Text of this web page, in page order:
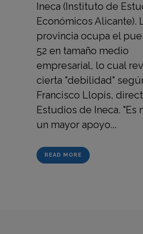
Ineca (Instituto de
Económicos Alicante).
provincia ocupa el
52 en tamaño medio
empresarial, lo cual
cierta "debilidad"
Francisco Llopis,
Estudios de Ineca. "Es
un mayor apoyo...
READ MORE